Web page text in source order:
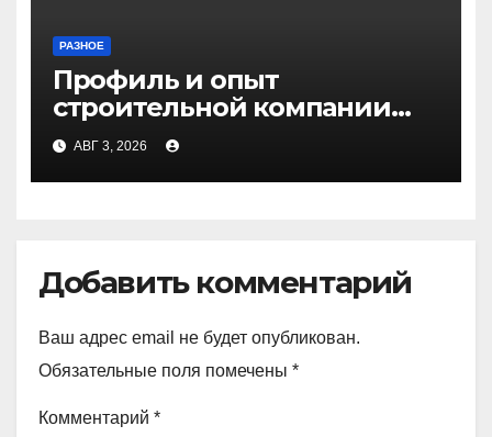
РАЗНОЕ
Профиль и опыт
строительной компании
Медичи
АВГ 3, 2026
Добавить комментарий
Ваш адрес email не будет опубликован.
Обязательные поля помечены *
Комментарий *